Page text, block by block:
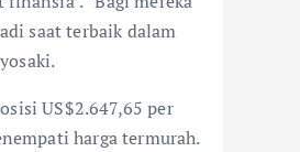
saat terbaik dalam
US$2.647,65 per
harga termurah.